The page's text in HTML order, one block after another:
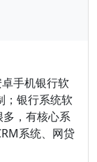
手机银行软
；银行系统软
，有核心系
系统、网贷